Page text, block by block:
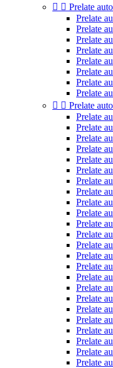
  Prelate
Prelate
Prelate
Prelate
Prelate
Prelate
Prelate
Prelate
Prelate
  Prelate
Prelate
Prelate
Prelate
Prelate
Prelate
Prelate
Prelate
Prelate
Prelate
Prelate
Prelate
Prelate
Prelate
Prelate
Prelate
Prelate
Prelate
Prelate
Prelate
Prelate
Prelate
Prelate
Prelate
Prelate